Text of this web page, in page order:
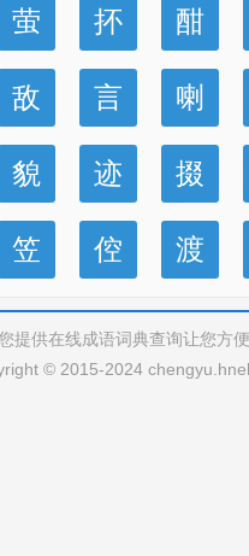
萤 抔 酣
敌 言 喇
貌 迹 掇
笠 倥 渡
提供在线成语词典查询让您方
© 2015-2024